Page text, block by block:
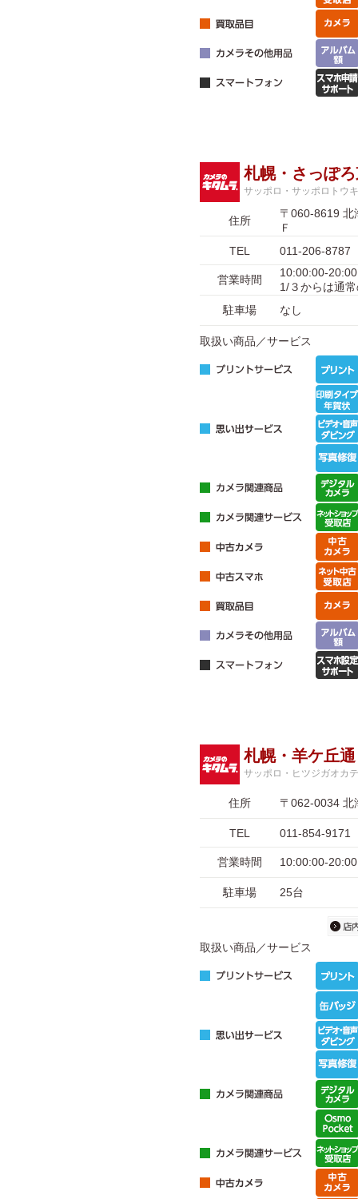
札幌・さっぽ
サッポロ・サッポロトウ
住所
〒060-8619 北
Ｆ
TEL
011-206-8787
営業時間
10:00:00-
1/３からは通
駐車場
なし
取扱い商品／サービス
札幌・羊ケ丘
サッポロ・ヒツジガオカ
住所 〒062-0034 北
TEL 011-854-9171
営業時間 10:00:00-
駐車場 25台
取扱い商品／サービス